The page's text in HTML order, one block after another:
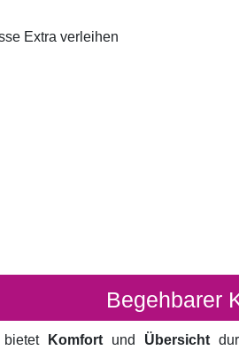
Extra verleihen
Begehbarer
Komfort und Übersicht